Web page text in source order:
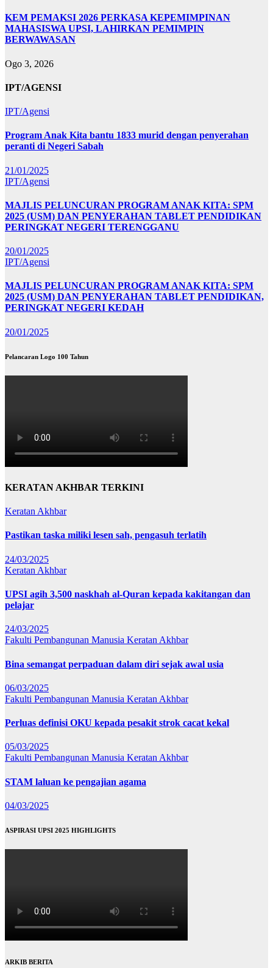
KEM PEMAKSI 2026 PERKASA KEPEMIMPINAN
MAHASISWA UPSI, LAHIRKAN PEMIMPIN
BERWAWASAN
Ogo 3, 2026
IPT/AGENSI
IPT/Agensi
Program Anak Kita bantu 1833 murid dengan penyerahan
peranti di Negeri Sabah
21/01/2025
IPT/Agensi
MAJLIS PELUNCURAN PROGRAM ANAK KITA: SPM
2025 (USM) DAN PENYERAHAN TABLET PENDIDIKAN
PERINGKAT NEGERI TERENGGANU
20/01/2025
IPT/Agensi
MAJLIS PELUNCURAN PROGRAM ANAK KITA: SPM
2025 (USM) DAN PENYERAHAN TABLET PENDIDIKAN,
PERINGKAT NEGERI KEDAH
20/01/2025
Pelancaran Logo 100 Tahun
KERATAN AKHBAR TERKINI
Keratan Akhbar
Pastikan taska miliki lesen sah, pengasuh terlatih
24/03/2025
Keratan Akhbar
UPSI agih 3,500 naskhah al-Quran kepada kakitangan dan
pelajar
24/03/2025
Fakulti Pembangunan Manusia Keratan Akhbar
Bina semangat perpaduan dalam diri sejak awal usia
06/03/2025
Fakulti Pembangunan Manusia Keratan Akhbar
Perluas definisi OKU kepada pesakit strok cacat kekal
05/03/2025
Fakulti Pembangunan Manusia Keratan Akhbar
STAM laluan ke pengajian agama
04/03/2025
ASPIRASI UPSI 2025 HIGHLIGHTS
ARKIB BERITA